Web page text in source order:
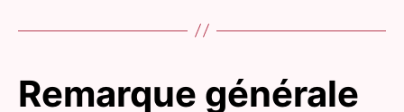
Remarque générale